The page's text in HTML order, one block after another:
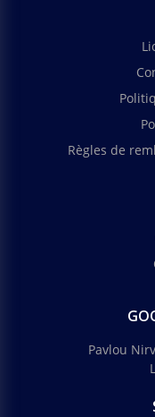
Règles de
Pavlou